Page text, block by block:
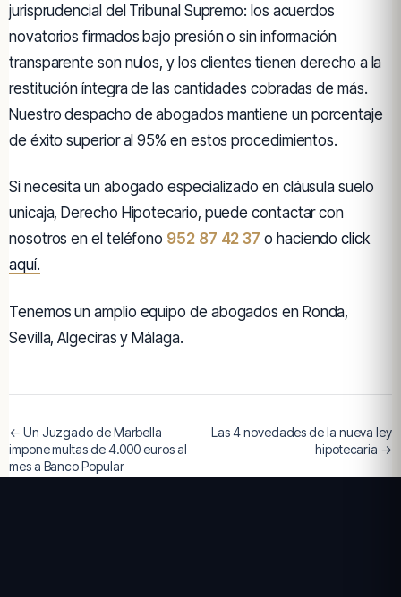
jurisprudencial del Tribunal Supremo: los acuerdos
novatorios firmados bajo presión o sin información
transparente son nulos, y los clientes tienen derecho a la
restitución íntegra de las cantidades cobradas de más.
Nuestro despacho de abogados mantiene un porcentaje
de éxito superior al 95% en estos procedimientos.
Si necesita un abogado especializado en cláusula suelo
unicaja, Derecho Hipotecario, puede contactar con
nosotros en el teléfono 952 87 42 37 o haciendoclick
aquí.
Tenemos un amplio equipo de abogados en Ronda,
Sevilla, Algeciras y Málaga.
← Un Juzgado de Marbella
impone multas de 4.000 euros al
mes a Banco Popular
Las 4 novedades de la nueva ley
hipotecaria →